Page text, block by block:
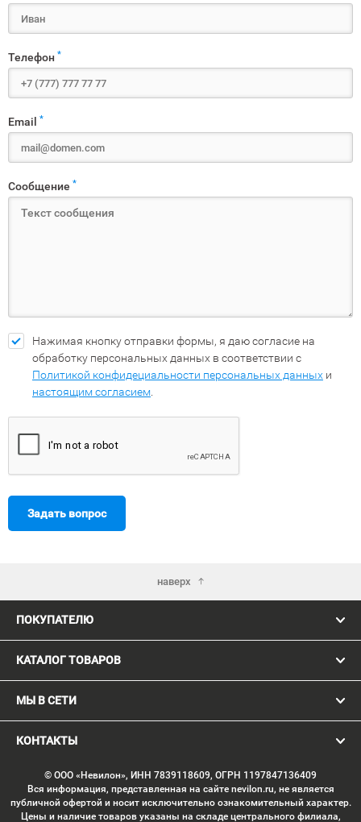
Телефон *
Email *
Сообщение *
Нажимая кнопку отправки формы, я даю согласие на
обработку персональных данных в соответствии с
Политикой конфидециальности персональных данных и
настоящим согласием
Задать вопрос
наверх
ПОКУПАТЕЛЮ
КАТАЛОГ ТОВАРОВ
МЫ В СЕТИ
КОНТАКТЫ
© ООО «Невилон», ИНН 7839118609, ОГРН 1197847136409
Вся информация, представленная на сайте nevilon.ru, не является
публичной офертой и носит исключительно ознакомительный характер.
Цены и наличие товаров указаны на складе центрального филиала,